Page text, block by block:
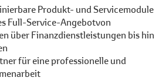
Produkt- und Servicemodule
Full-Service-Angebotvon
über Finanzdienstleistungen bis hin
für eine professionelle und